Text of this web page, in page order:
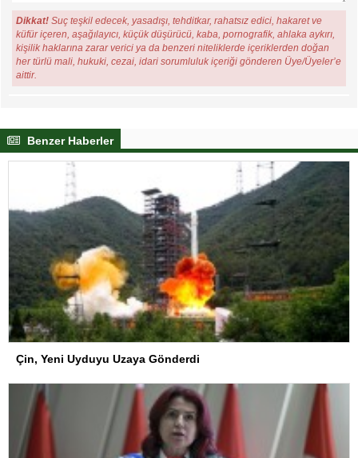
Dikkat! Suç teşkil edecek, yasadışı, tehditkar, rahatsız edici, hakaret ve
küfür içeren, aşağılayıcı, küçük düşürücü, kaba, pornografik, ahlaka aykırı,
kişilik haklarına zarar verici ya da benzeri niteliklerde içeriklerden doğan
her türlü mali, hukuki, cezai, idari sorumluluk içeriği gönderen Üye/Üyeler’e
aittir.
Benzer Haberler
Çin, Yeni Uyduyu Uzaya Gönderdi